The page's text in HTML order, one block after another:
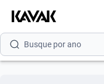
Busque por versão
Busque por ano